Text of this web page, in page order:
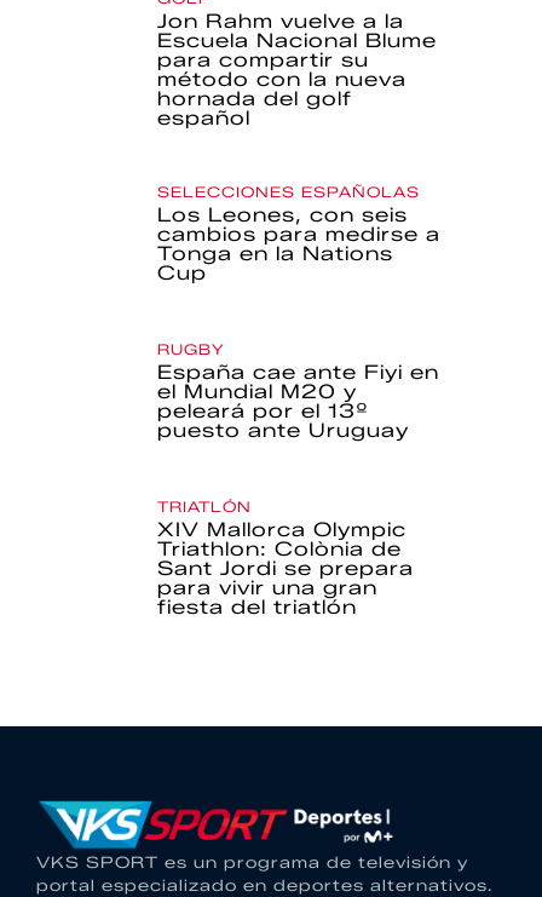
Jon Rahm vuelve a la
Escuela Nacional Blume
para compartir su
método con la nueva
hornada del golf
español
SELECCIONES ESPAÑOLAS
Los Leones, con seis
cambios para medirse a
Tonga en la Nations
Cup
RUGBY
España cae ante Fiyi en
el Mundial M20 y
peleará por el 13º
puesto ante Uruguay
TRIATLÓN
XIV Mallorca Olympic
Triathlon: Colònia de
Sant Jordi se prepara
para vivir una gran
fiesta del triatlón
VKS SPORT es un programa de televisión y
portal especializado en deportes alternativos.